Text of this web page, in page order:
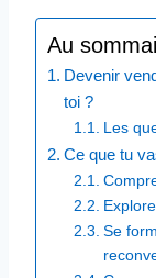
Au
Devenir
toi ?
Les
Ce que tu
Se